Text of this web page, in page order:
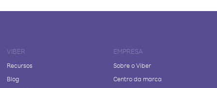
VIBER
Recursos
Blog
EMPRESA
Sobre o Viber
Centro da marca